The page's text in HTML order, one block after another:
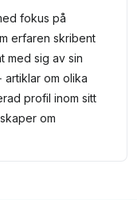
fokus på
erfaren skribent
med sig av sin
om olika
profil inom sitt
om